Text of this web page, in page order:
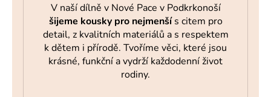
V naší dílně v Nové Pace v Podkrkonoší
šijeme kousky pro nejmenšís citem pro
detail, z kvalitních materiálů a s respektem
k dětem i přírodě. Tvoříme věci, které jsou
krásné, funkční a vydrží každodenní život
rodiny.